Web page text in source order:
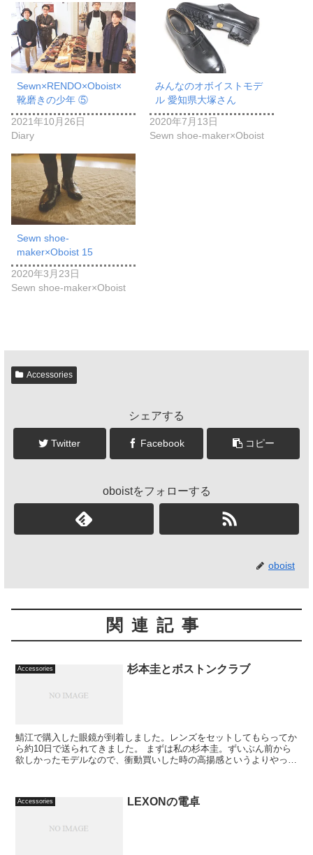
Sewn×RENDO×Oboist×
靴磨きの少年 ⑤
2021年10月26日
Diary
みんなのオボイストモデ
ル 愛知県大塚さん
2020年7月13日
Sewn shoe-maker×Oboist
Sewn shoe-
maker×Oboist 15
2020年3月23日
Sewn shoe-maker×Oboist
Accessories
シェアする
Twitter Facebook コピー
oboistをフォローする
oboist
関連記事
Accessories 杉本圭とボストンクラブ
鯖江で購入した眼鏡が到着しました。レンズをセットしてもらってか
ら約10日で送られてきました。 まずは私の杉本圭。ずいぶん前から
欲しかったモデルなので、衝動買いした時の高揚感というよりやっと
Accessories LEXONの電卓